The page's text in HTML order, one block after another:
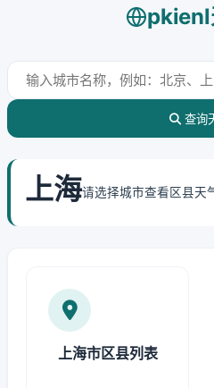
pkienl
查询
上海请选择城市查看区县天
上海市区县列表